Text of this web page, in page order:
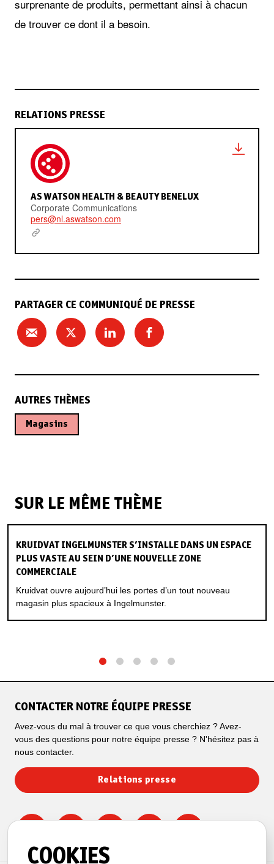
surprenante de produits, permettant ainsi à chacun
de trouver ce dont il a besoin.
RELATIONS PRESSE
AS WATSON HEALTH & BEAUTY BENELUX
Corporate Communications
pers@nl.aswatson.com
PARTAGER CE COMMUNIQUÉ DE PRESSE
AUTRES THÈMES
Magasins
SUR LE MÊME THÈME
KRUIDVAT INGELMUNSTER S’INSTALLE DANS UN ESPACE
PLUS VASTE AU SEIN D’UNE NOUVELLE ZONE
COMMERCIALE
Kruidvat ouvre aujourd’hui les portes d’un tout nouveau
magasin plus spacieux à Ingelmunster.
CONTACTER NOTRE ÉQUIPE PRESSE
Avez-vous du mal à trouver ce que vous cherchiez ? Avez-
vous des questions pour notre équipe presse ? N'hésitez pas à
nous contacter.
Relations presse
COOKIES